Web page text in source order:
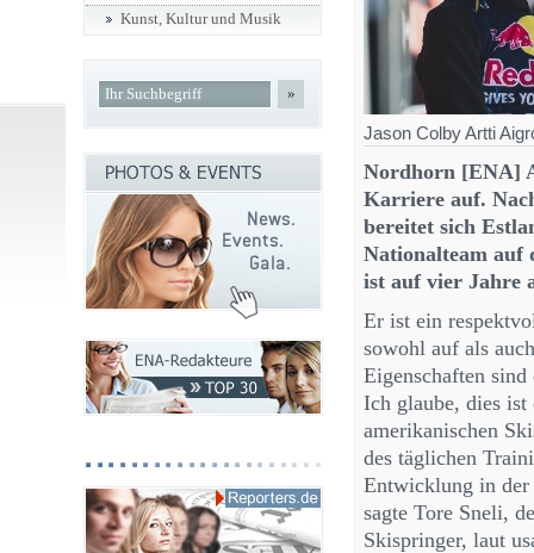
Jason Colby Artti
Nordhorn [ENA]
Karriere auf.
bereitet sich
Nationalteam auf
ist auf vier Jahre
Er ist ein
sowohl auf als
Eigenschaften
Ich glaube, dies
amerikanischen
des täglichen
Entwicklung in der
sagte Tore Sneli,
Skispringer, laut
Kunst, Kultur und Musik
»